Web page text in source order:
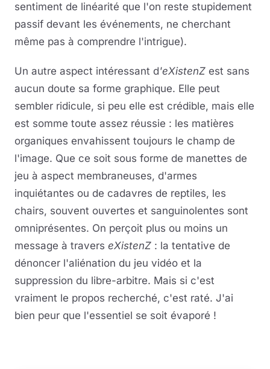
sentiment de linéarité que l'on reste stupidement
passif devant les événements, ne cherchant
même pas à comprendre l'intrigue).
Un autre aspect intéressant d'eXistenZ est sans
aucun doute sa forme graphique. Elle peut
sembler ridicule, si peu elle est crédible, mais elle
est somme toute assez réussie : les matières
organiques envahissent toujours le champ de
l'image. Que ce soit sous forme de manettes de
jeu à aspect membraneuses, d'armes
inquiétantes ou de cadavres de reptiles, les
chairs, souvent ouvertes et sanguinolentes sont
omniprésentes. On perçoit plus ou moins un
message à travers eXistenZ : la tentative de
dénoncer l'aliénation du jeu vidéo et la
suppression du libre-arbitre. Mais si c'est
vraiment le propos recherché, c'est raté. J'ai
bien peur que l'essentiel se soit évaporé !